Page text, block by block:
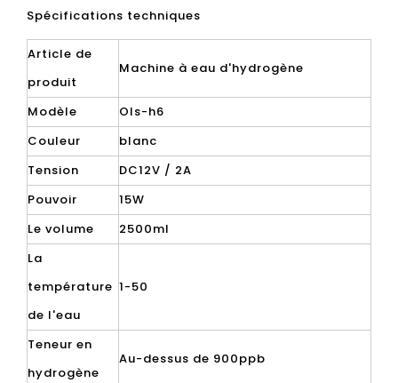
Spécifications techniques
Article de
produit
Machine à eau d'hydrogène
Modèle
Ols-h6
Couleur
blanc
Tension
DC12V / 2A
Pouvoir
15W
Le volume
2500ml
La
température
de l'eau
1-50
Teneur en
hydrogène
Au-dessus de 900ppb